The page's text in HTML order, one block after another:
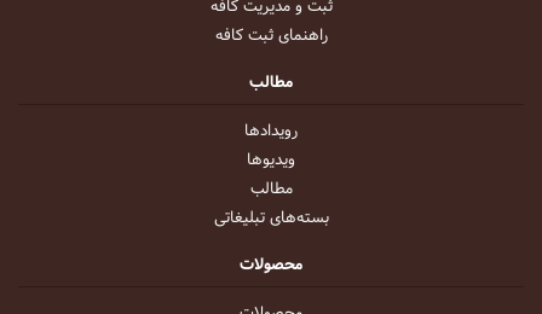
ثبت و مدیریت کافه
راهنمای ثبت کافه
مطالب
رویداد‌ها
ویدیو‌ها
مطالب
بسته‌های تبلیغاتی
محصولات